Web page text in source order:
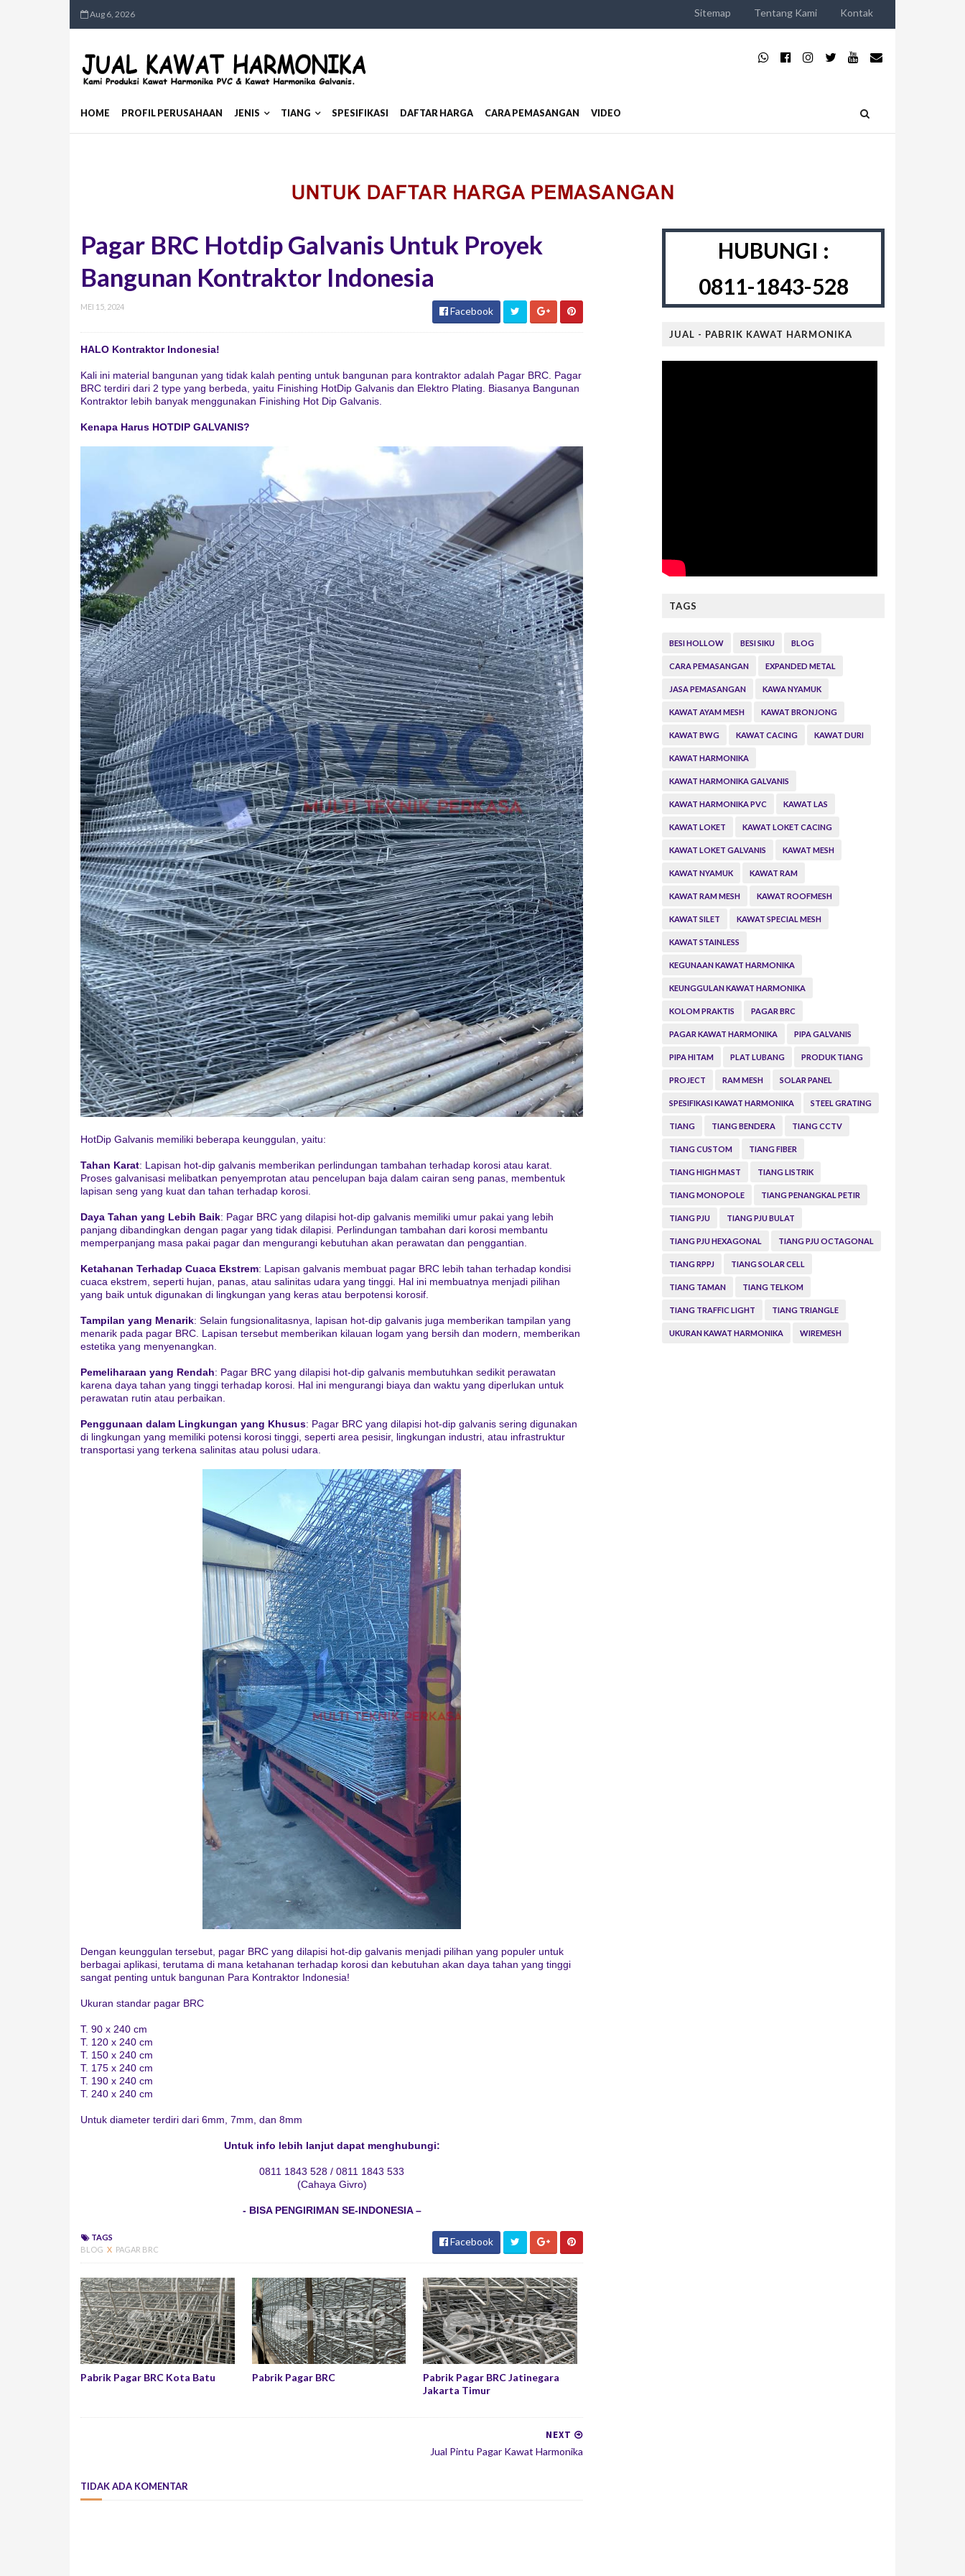
Aug 6, 2026 Sitemap Tentang Kami Kontak
HOME PROFIL PERUSAHAAN JENIS TIANG SPESIFIKASI DAFTAR HARGA CARA PEMASANGAN VIDEO
Pagar BRC Hotdip Galvanis Untuk Proyek
Bangunan Kontraktor Indonesia
MEI 15, 2024 Facebook
HALO Kontraktor Indonesia!
Kali ini material bangunan yang tidak kalah penting untuk bangunan para kontraktor adalah Pagar BRC. Pagar
BRC terdiri dari 2 type yang berbeda, yaitu Finishing HotDip Galvanis dan Elektro Plating. Biasanya Bangunan
Kontraktor lebih banyak menggunakan Finishing Hot Dip Galvanis.
Kenapa Harus HOTDIP GALVANIS?
HotDip Galvanis memiliki beberapa keunggulan, yaitu:
Tahan Karat: Lapisan hot-dip galvanis memberikan perlindungan tambahan terhadap korosi atau karat.
Proses galvanisasi melibatkan penyemprotan atau pencelupan baja dalam cairan seng panas, membentuk
lapisan seng yang kuat dan tahan terhadap korosi.
Daya Tahan yang Lebih Baik: Pagar BRC yang dilapisi hot-dip galvanis memiliki umur pakai yang lebih
panjang dibandingkan dengan pagar yang tidak dilapisi. Perlindungan tambahan dari korosi membantu
memperpanjang masa pakai pagar dan mengurangi kebutuhan akan perawatan dan penggantian.
Ketahanan Terhadap Cuaca Ekstrem: Lapisan galvanis membuat pagar BRC lebih tahan terhadap kondisi
cuaca ekstrem, seperti hujan, panas, atau salinitas udara yang tinggi. Hal ini membuatnya menjadi pilihan
yang baik untuk digunakan di lingkungan yang keras atau berpotensi korosif.
Tampilan yang Menarik: Selain fungsionalitasnya, lapisan hot-dip galvanis juga memberikan tampilan yang
menarik pada pagar BRC. Lapisan tersebut memberikan kilauan logam yang bersih dan modern, memberikan
estetika yang menyenangkan.
Pemeliharaan yang Rendah: Pagar BRC yang dilapisi hot-dip galvanis membutuhkan sedikit perawatan
karena daya tahan yang tinggi terhadap korosi. Hal ini mengurangi biaya dan waktu yang diperlukan untuk
perawatan rutin atau perbaikan.
Penggunaan dalam Lingkungan yang Khusus: Pagar BRC yang dilapisi hot-dip galvanis sering digunakan
di lingkungan yang memiliki potensi korosi tinggi, seperti area pesisir, lingkungan industri, atau infrastruktur
transportasi yang terkena salinitas atau polusi udara.
Dengan keunggulan tersebut, pagar BRC yang dilapisi hot-dip galvanis menjadi pilihan yang populer untuk
berbagai aplikasi, terutama di mana ketahanan terhadap korosi dan kebutuhan akan daya tahan yang tinggi
sangat penting untuk bangunan Para Kontraktor Indonesia!
Ukuran standar pagar BRC
T. 90 x 240 cm
T. 120 x 240 cm
T. 150 x 240 cm
T. 175 x 240 cm
T. 190 x 240 cm
T. 240 x 240 cm
Untuk diameter terdiri dari 6mm, 7mm, dan 8mm
Untuk info lebih lanjut dapat menghubungi:
0811 1843 528 / 0811 1843 533
(Cahaya Givro)
- BISA PENGIRIMAN SE-INDONESIA –
TAGS
BLOG X PAGAR BRC
Facebook
Pabrik Pagar BRC Kota Batu Pabrik Pagar BRC
Pabrik Pagar BRC Jatinegara
Jakarta Timur
NEXT
Jual Pintu Pagar Kawat Harmonika
TIDAK ADA KOMENTAR
HUBUNGI :
0811-1843-528
JUAL - PABRIK KAWAT HARMONIKA
TAGS
BESI HOLLOW BESI SIKU BLOG
CARA PEMASANGAN EXPANDED METAL
JASA PEMASANGAN KAWA NYAMUK
KAWAT AYAM MESH KAWAT BRONJONG
KAWAT BWG KAWAT CACING KAWAT DURI
KAWAT HARMONIKA
KAWAT HARMONIKA GALVANIS
KAWAT HARMONIKA PVC KAWAT LAS
KAWAT LOKET KAWAT LOKET CACING
KAWAT LOKET GALVANIS KAWAT MESH
KAWAT NYAMUK KAWAT RAM
KAWAT RAM MESH KAWAT ROOFMESH
KAWAT SILET KAWAT SPECIAL MESH
KAWAT STAINLESS
KEGUNAAN KAWAT HARMONIKA
KEUNGGULAN KAWAT HARMONIKA
KOLOM PRAKTIS PAGAR BRC
PAGAR KAWAT HARMONIKA PIPA GALVANIS
PIPA HITAM PLAT LUBANG PRODUK TIANG
PROJECT RAM MESH SOLAR PANEL
SPESIFIKASI KAWAT HARMONIKA STEEL GRATING
TIANG TIANG BENDERA TIANG CCTV
TIANG CUSTOM TIANG FIBER
TIANG HIGH MAST TIANG LISTRIK
TIANG MONOPOLE TIANG PENANGKAL PETIR
TIANG PJU TIANG PJU BULAT
TIANG PJU HEXAGONAL TIANG PJU OCTAGONAL
TIANG RPPJ TIANG SOLAR CELL
TIANG TAMAN TIANG TELKOM
TIANG TRAFFIC LIGHT TIANG TRIANGLE
UKURAN KAWAT HARMONIKA WIREMESH